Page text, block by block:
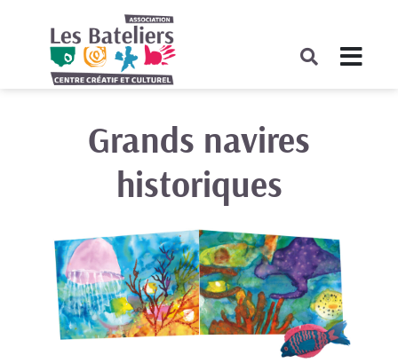
Grands navires
historiques